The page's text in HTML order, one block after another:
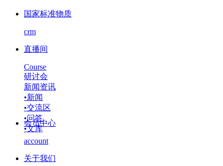
国家标准物质
crm
直播间
Course
研讨会
新闻资讯
•新闻
•交流区
•问答
•文库
会员中心
account
关于我们